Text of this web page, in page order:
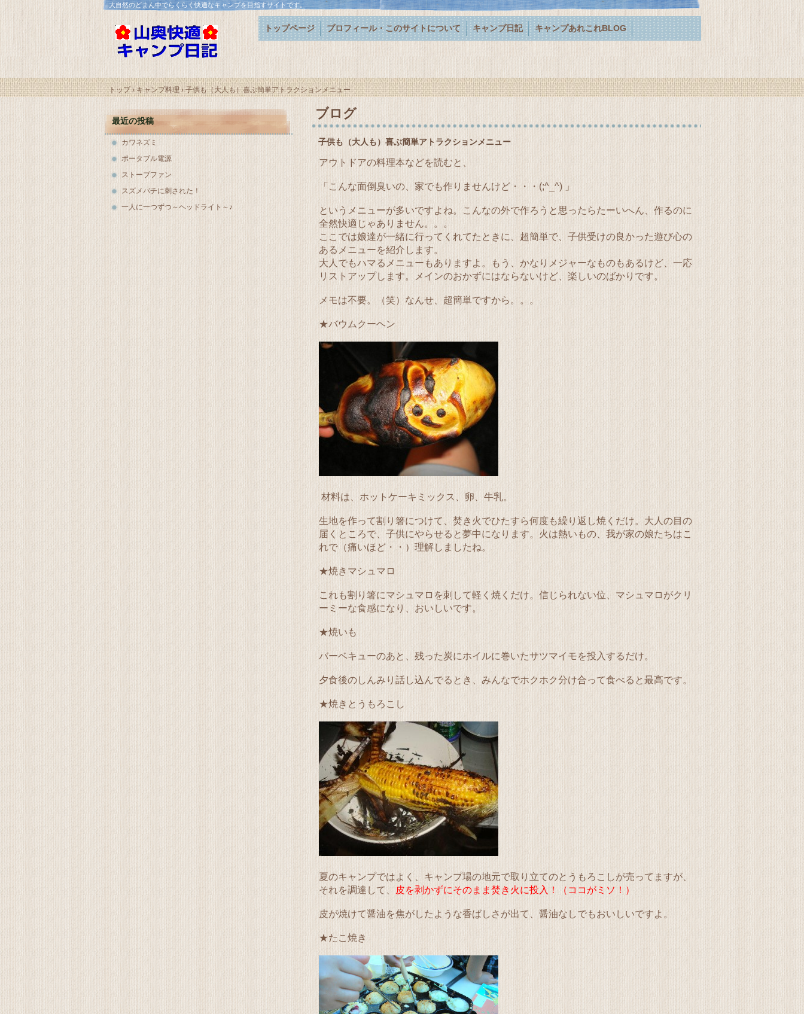
大自然のどまん中でらくらく快適なキャンプを目指すサイトです。
トップページ プロフィール・このサイトについて キャンプ日記 キャンプあれこれBLOG
トップ›キャンプ料理›子供も（大人も）喜ぶ簡単アトラクションメニュー
ブログ
子供も（大人も）喜ぶ簡単アトラクションメニュー
アウトドアの料理本などを読むと、
「こんな面倒臭いの、家でも作りませんけど・・・(;^_^) 」
というメニューが多いですよね。こんなの外で作ろうと思ったらたーいへん、作るのに
全然快適じゃありません。。。
ここでは娘達が一緒に行ってくれてたときに、超簡単で、子供受けの良かった遊び心の
あるメニューを紹介します。
大人でもハマるメニューもありますよ。もう、かなりメジャーなものもあるけど、一応
リストアップします。メインのおかずにはならないけど、楽しいのばかりです。
メモは不要。（笑）なんせ、超簡単ですから。。。
★バウムクーヘン
材料は、ホットケーキミックス、卵、牛乳。
生地を作って割り箸につけて、焚き火でひたすら何度も繰り返し焼くだけ。大人の目の
届くところで、子供にやらせると夢中になります。火は熱いもの、我が家の娘たちはこ
れで（痛いほど・・）理解しましたね。
★焼きマシュマロ
これも割り箸にマシュマロを刺して軽く焼くだけ。信じられない位、マシュマロがクリ
ーミーな食感になり、おいしいです。
★焼いも
バーベキューのあと、残った炭にホイルに巻いたサツマイモを投入するだけ。
夕食後のしんみり話し込んでるとき、みんなでホクホク分け合って食べると最高です。
★焼きとうもろこし
夏のキャンプではよく、キャンプ場の地元で取り立てのとうもろこしが売ってますが、
それを調達して、
皮を剥かずにそのまま焚き火に投入！（ココがミソ！）
皮が焼けて醤油を焦がしたような香ばしさが出て、醤油なしでもおいしいですよ。
★たこ焼き
最近の投稿
カワネズミ
ポータブル電源
ストーブファン
スズメバチに刺された！
一人に一つずつ～ヘッドライト～♪